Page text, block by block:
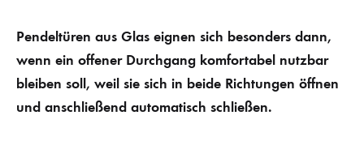
Pendeltüren aus Glas eignen sich besonders dann,
wenn ein offener Durchgang komfortabel nutzbar
bleiben soll, weil sie sich in beide Richtungen öffnen
und anschließend automatisch schließen.